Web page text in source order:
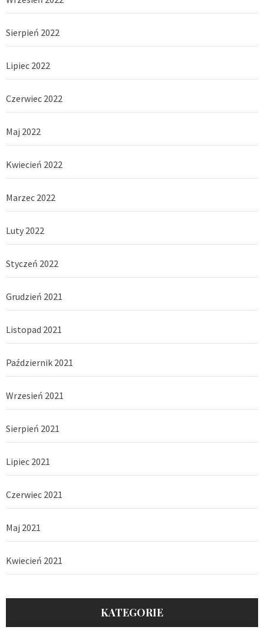
Sierpień 2022
Lipiec 2022
Czerwiec 2022
Maj 2022
Kwiecień 2022
Marzec 2022
Luty 2022
Styczeń 2022
Grudzień 2021
Listopad 2021
Październik 2021
Wrzesień 2021
Sierpień 2021
Lipiec 2021
Czerwiec 2021
Maj 2021
Kwiecień 2021
KATEGORIE